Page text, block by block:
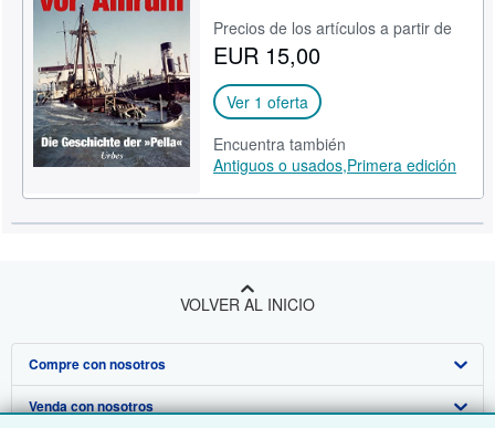
Precios de los artículos a partir de
EUR 15,00
Ver 1 oferta
Encuentra también
Antiguos o usados,Primera edición
VOLVER AL INICIO
Compre con nosotros
Búsqueda avanzada
Venda con nosotros